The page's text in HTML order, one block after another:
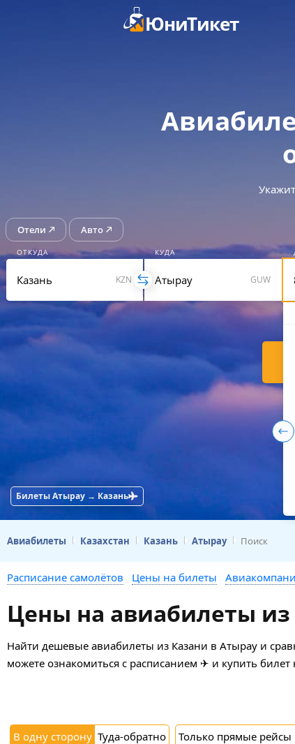
ЮниТикет
Отели Авто
ОТКУДА
KZN
КУДА
GUW
Билеты Атырау → Казань
Авиабилеты Казахстан Казань Атырау Поиск
Расписание самолётов Цены на билеты
Цены на авиабилеты
Найти дешевые авиабилеты из Казани в Атырау и
можете ознакомиться с расписанием ✈ и купить билет
В одну сторону Туда-обратно Только прямые рейсы